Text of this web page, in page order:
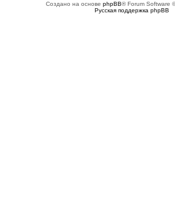
Создано на основе phpBB® Forum Software
Русская поддержка phpBB